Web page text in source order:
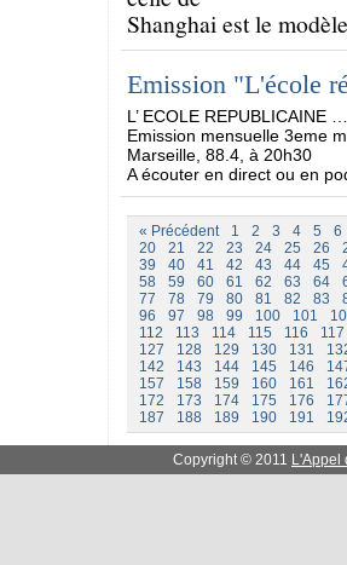
Shanghai est le
Emission "L'école
L’ ECOLE REPUBLICAINE
Emission mensuelle 3eme
Marseille, 88.4, à 20h30
A écouter en direct ou en
« Précédent 1 2 3 4 5
6
20
21 22 23 24 25 26
39
40 41 42 43 44 45
58
59 60 61 62 63 64
77
78 79 80 81 82 83
96
97 98 99 100 101
112
113 114 115 116
117
127
128 129 130 131
142
143 144 145 146
157
158 159 160 161
172
173 174 175 176
187
188 189 190 191
Copyright © 2011 L'Appel